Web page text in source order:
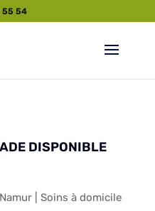
55 54
DISPONIBLE
| Soins à domicile